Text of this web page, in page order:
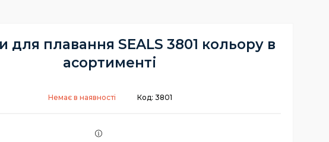
для плавання SEALS 3801 кольору в
асортименті
Немає в наявності Код: 3801